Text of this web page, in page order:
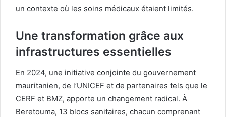
un contexte où les soins médicaux étaient limités.
Une transformation grâce aux
infrastructures essentielles
En 2024, une initiative conjointe du gouvernement
mauritanien, de l’UNICEF et de partenaires tels que le
CERF et BMZ, apporte un changement radical. À
Beretouma, 13 blocs sanitaires, chacun comprenant